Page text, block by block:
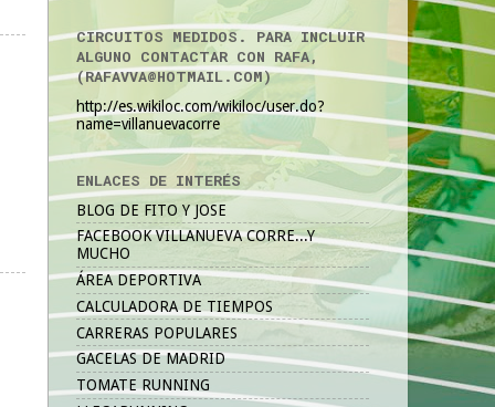
CIRCUITOS MEDIDOS. PARA INCLUIR
ALGUNO CONTACTAR CON RAFA,
(RAFAVVA@HOTMAIL.COM)
http://es.wikiloc.com/wikiloc/user.do?
name=villanuevacorre
ENLACES DE INTERÉS
BLOG DE FITO Y JOSE
FACEBOOK VILLANUEVA CORRE...Y
MUCHO
ÁREA DEPORTIVA
CALCULADORA DE TIEMPOS
CARRERAS POPULARES
GACELAS DE MADRID
TOMATE RUNNING